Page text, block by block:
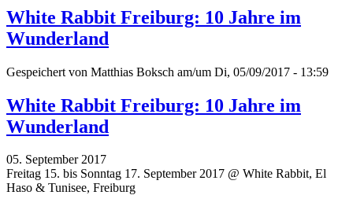
White Rabbit Freiburg: 10 Jahre im
Wunderland
Gespeichert von Matthias Boksch am/um Di, 05/09/2017 - 13:59
White Rabbit Freiburg: 10 Jahre im
Wunderland
05. September 2017
Freitag 15. bis Sonntag 17. September 2017 @ White Rabbit, El
Haso & Tunisee, Freiburg